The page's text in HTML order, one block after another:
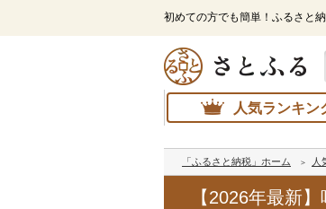
初めての方でも簡単！ふるさと
人気ランキン
「ふるさと納税」ホーム 人
【2026年最新